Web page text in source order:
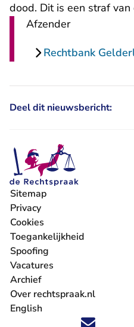
dood. Dit is een straf van
Afzender
Rechtbank
Deel dit nieuwsbericht:
Volg ons op X (Twitter) - U
Volg ons op Facebook -
Volg ons op
Volg ons op
Volg ons op
'Blijf op de
Sitemap
Privacy
Cookies
Toegankelijkheid
Spoofing
Vacatures
- U verlaat Rechtspraak.nl
Archief
Over rechtspraak.nl
English